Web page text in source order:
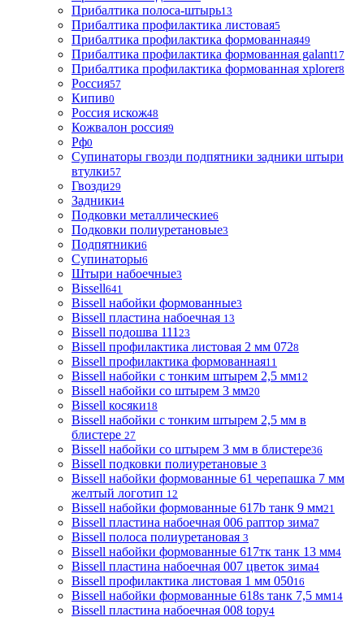
Прибалтика полоса-штырь13
Прибалтика профилактика листовая5
Прибалтика профилактика формованная49
Прибалтика профилактика формованная galant17
Прибалтика профилактика формованная xplorer8
Россия57
Кипив0
Россия искож48
Кожвалон россия9
Рф0
Супинаторы гвозди подпятники задники штыри
втулки57
Гвозди29
Задники4
Подковки металлические6
Подковки полиуретановые3
Подпятники6
Супинаторы6
Штыри набоечные3
Bissell641
Bissell набойки формованные3
Bissell пластина набоечная 13
Bissell подошва 111 23
Bissell профилактика листовая 2 мм 0728
Bissell профилактика формованная11
Bissell набойки с тонким штырем 2,5 мм12
Bissell набойки со штырем 3 мм20
Bissell косяки18
Bissell набойки с тонким штырем 2,5 мм в
блистере 27
Bissell набойки со штырем 3 мм в блистере36
Bissell подковки полиуретановые 3
Bissell набойки формованные 61 черепашка 7 мм
желтый логотип 12
Bissell набойки формованные 617b танк 9 мм21
Bissell пластина набоечная 006 раптор зима7
Bissell полоса полиуретановая 3
Bissell набойки формованные 617тк танк 13 мм4
Bissell пластина набоечная 007 цветок зима4
Bissell профилактика листовая 1 мм 05016
Bissell набойки формованные 618s танк 7,5 мм14
Bissell пластина набоечная 008 topy4